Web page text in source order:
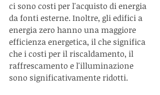
ci sono costi per l'acquisto di energia
da fonti esterne. Inoltre, gli edifici a
energia zero hanno una maggiore
efficienza energetica, il che significa
che i costi per il riscaldamento, il
raffrescamento e l'illuminazione
sono significativamente ridotti.